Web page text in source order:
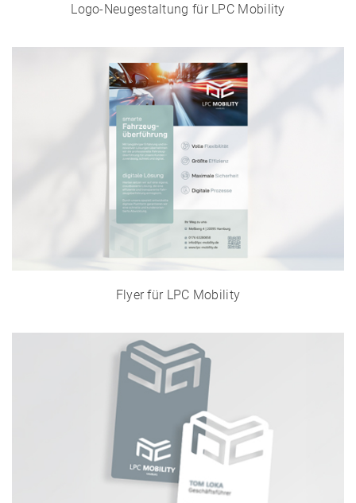
Logo-Neugestaltung für LPC Mobility
Flyer für LPC Mobility